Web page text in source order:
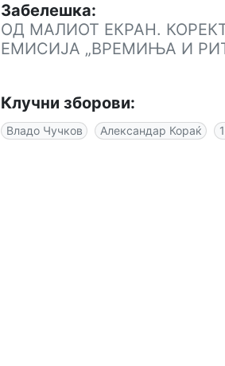
Забелешка:
ОД МАЛИОТ ЕКРАН.
ЕМИСИЈА „ВРЕМИЊА И
Клучни зборови:
Владо Чучков Александар Кораќ